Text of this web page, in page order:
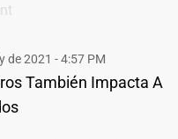
de 2021 - 4:57 PM
También Impacta A